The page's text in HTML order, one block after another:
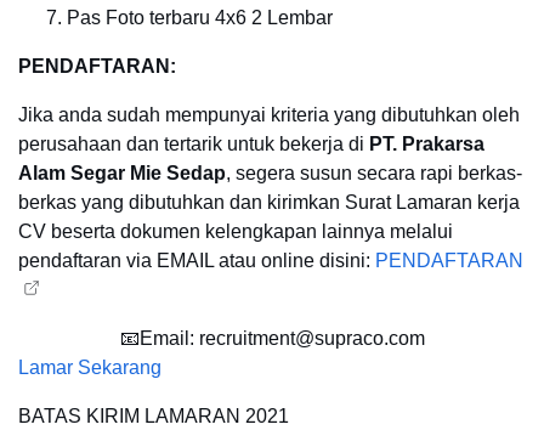
Pas Foto terbaru 4x6 2 Lembar
PENDAFTARAN:
Jika anda sudah mempunyai kriteria yang dibutuhkan oleh
perusahaan dan tertarik untuk bekerja di PT. Prakarsa
Alam Segar Mie Sedap, segera susun secara rapi berkas-
berkas yang dibutuhkan dan kirimkan Surat Lamaran kerja
CV beserta dokumen kelengkapan lainnya melalui
pendaftaran via EMAIL atau online disini: PENDAFTARAN
📧Email: recruitment@supraco.com
Lamar Sekarang
BATAS KIRIM LAMARAN 2021